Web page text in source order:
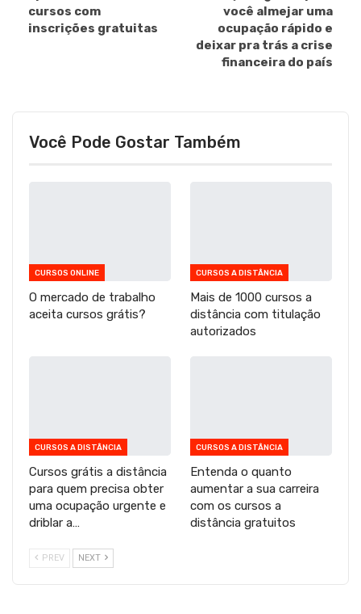
cursos com
inscrições gratuitas
você almejar uma
ocupação rápido e
deixar pra trás a crise
financeira do país
Você Pode Gostar Também
CURSOS ONLINE
O mercado de trabalho
aceita cursos grátis?
CURSOS A DISTÂNCIA
Mais de 1000 cursos a
distância com titulação
autorizados
CURSOS A DISTÂNCIA
Cursos grátis a distância
para quem precisa obter
uma ocupação urgente e
driblar a…
CURSOS A DISTÂNCIA
Entenda o quanto
aumentar a sua carreira
com os cursos a
distância gratuitos
PREV NEXT